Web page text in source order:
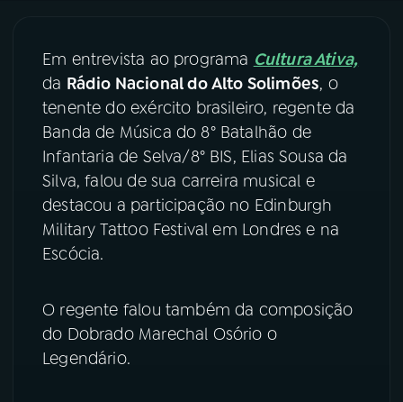
04PROGRAMAS
06VIDEOCASTS
07 ÚLTIMAS
FESTIVAL DE MÚSICA
Em entrevista ao programa Cultura Ativa,
da Rádio Nacional do Alto Solimões, o
tenente do exército brasileiro, regente da
Banda de Música do 8° Batalhão de
Infantaria de Selva/8° BIS, Elias Sousa da
Silva, falou de sua carreira musical e
destacou a participação no Edinburgh
Military Tattoo Festival em Londres e na
Escócia.
O regente falou também da composição
do Dobrado Marechal Osório o
Legendário.